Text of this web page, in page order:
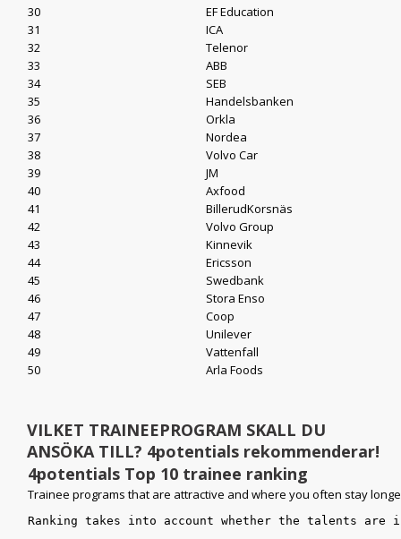
30
EF Education
31
ICA
32
Telenor
33
ABB
34
SEB
35
Handelsbanken
36
Orkla
37
Nordea
38
Volvo Car
39
JM
40
Axfood
41
BillerudKorsnäs
42
Volvo Group
43
Kinnevik
44
Ericsson
45
Swedbank
46
Stora Enso
47
Coop
48
Unilever
49
Vattenfall
50
Arla Foods
VILKET TRAINEEPROGRAM SKALL DU
ANSÖKA TILL? 4potentials rekommenderar!
4potentials Top 10 trainee ranking
Trainee programs that are attractive and where you often stay
Ranking takes into account whether the talents are